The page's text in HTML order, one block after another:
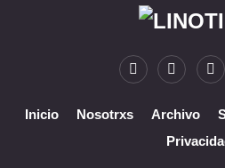
Inicio Nosotrxs Archivo